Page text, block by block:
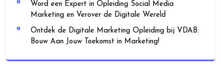
Word een Expert in Opleiding Social Media
Marketing en Verover de Digitale Wereld
Ontdek de Digitale Marketing Opleiding bij VDAB:
Bouw Aan Jouw Toekomst in Marketing!